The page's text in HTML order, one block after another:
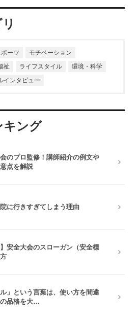
小杉俊哉
飯野謙次
ポーツ
モチベーション
祉 ライフスタイル
環境・科学
インタビュー
キング
のプロ監修！講師紹介の例文や
点を解説
に行きすぎてしまう理由
】安全大会のスローガン（安全標
ル」という言葉は、使い方を間違
品格を大…